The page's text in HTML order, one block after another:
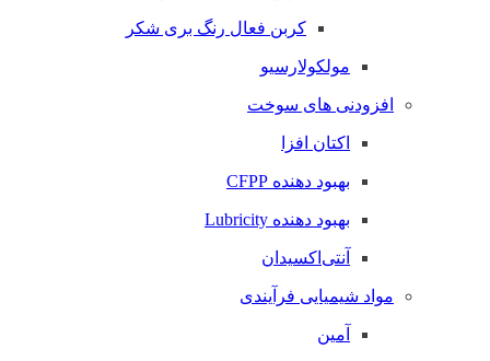
کربن فعال رنگ بری شکر
مولکولارسیو
افزودنی های سوخت
اکتان افزا
بهبود دهنده CFPP
بهبود دهنده Lubricity
آنتی‌اکسیدان
مواد شیمیایی فرآیندی
آمین